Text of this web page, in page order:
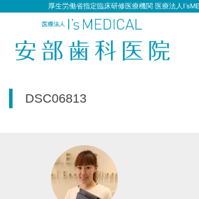
厚生労働省指定臨床研修医療機関 医療法人
DSC06813